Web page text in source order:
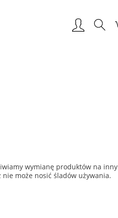
wymianę produktów na inny
może nosić śladów używania.